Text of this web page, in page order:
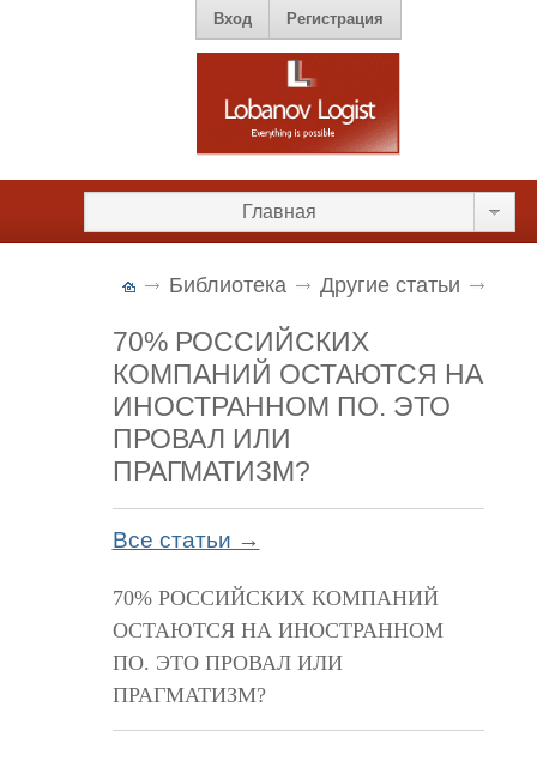
Вход Регистрация
Главная
Библиотека Другие статьи
70% РОССИЙСКИХ
КОМПАНИЙ ОСТАЮТСЯ НА
ИНОСТРАННОМ ПО. ЭТО
ПРОВАЛ ИЛИ
ПРАГМАТИЗМ?
Все статьи →
70% РОССИЙСКИХ КОМПАНИЙ
ОСТАЮТСЯ НА ИНОСТРАННОМ
ПО. ЭТО ПРОВАЛ ИЛИ
ПРАГМАТИЗМ?